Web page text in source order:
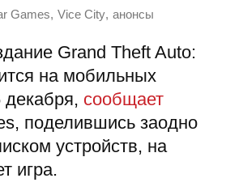
Games, Vice City, анонсы
Grand Theft Auto:
на мобильных
сообщает
поделившись заодно
устройств, на
игра.